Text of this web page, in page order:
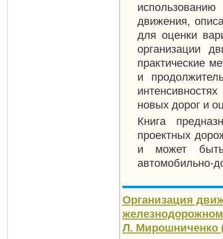
движения,
для оценки
организации
практические
и
новых дорог и
Книга
проектных
и может быть
автомобильно-
Организация
Л. Мирошниченко